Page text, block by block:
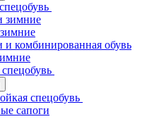
зимние
и комбинированная обувь
спецобувь
сапоги